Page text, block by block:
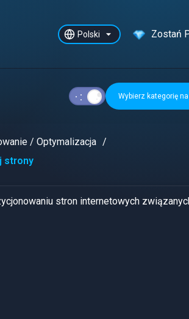
Polski Zostań
Wybierz kategorię
/ Optymalizacja
strony
stron internetowych